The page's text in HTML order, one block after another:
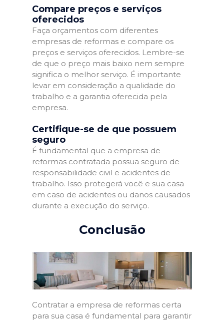
Compare preços e serviços
oferecidos
Faça orçamentos com diferentes
empresas de reformas e compare os
preços e serviços oferecidos. Lembre-se
de que o preço mais baixo nem sempre
significa o melhor serviço. É importante
levar em consideração a qualidade do
trabalho e a garantia oferecida pela
empresa.
Certifique-se de que possuem
seguro
É fundamental que a empresa de
reformas contratada possua seguro de
responsabilidade civil e acidentes de
trabalho. Isso protegerá você e sua casa
em caso de acidentes ou danos causados
durante a execução do serviço.
Conclusão
Contratar a empresa de reformas certa
para sua casa é fundamental para garantir